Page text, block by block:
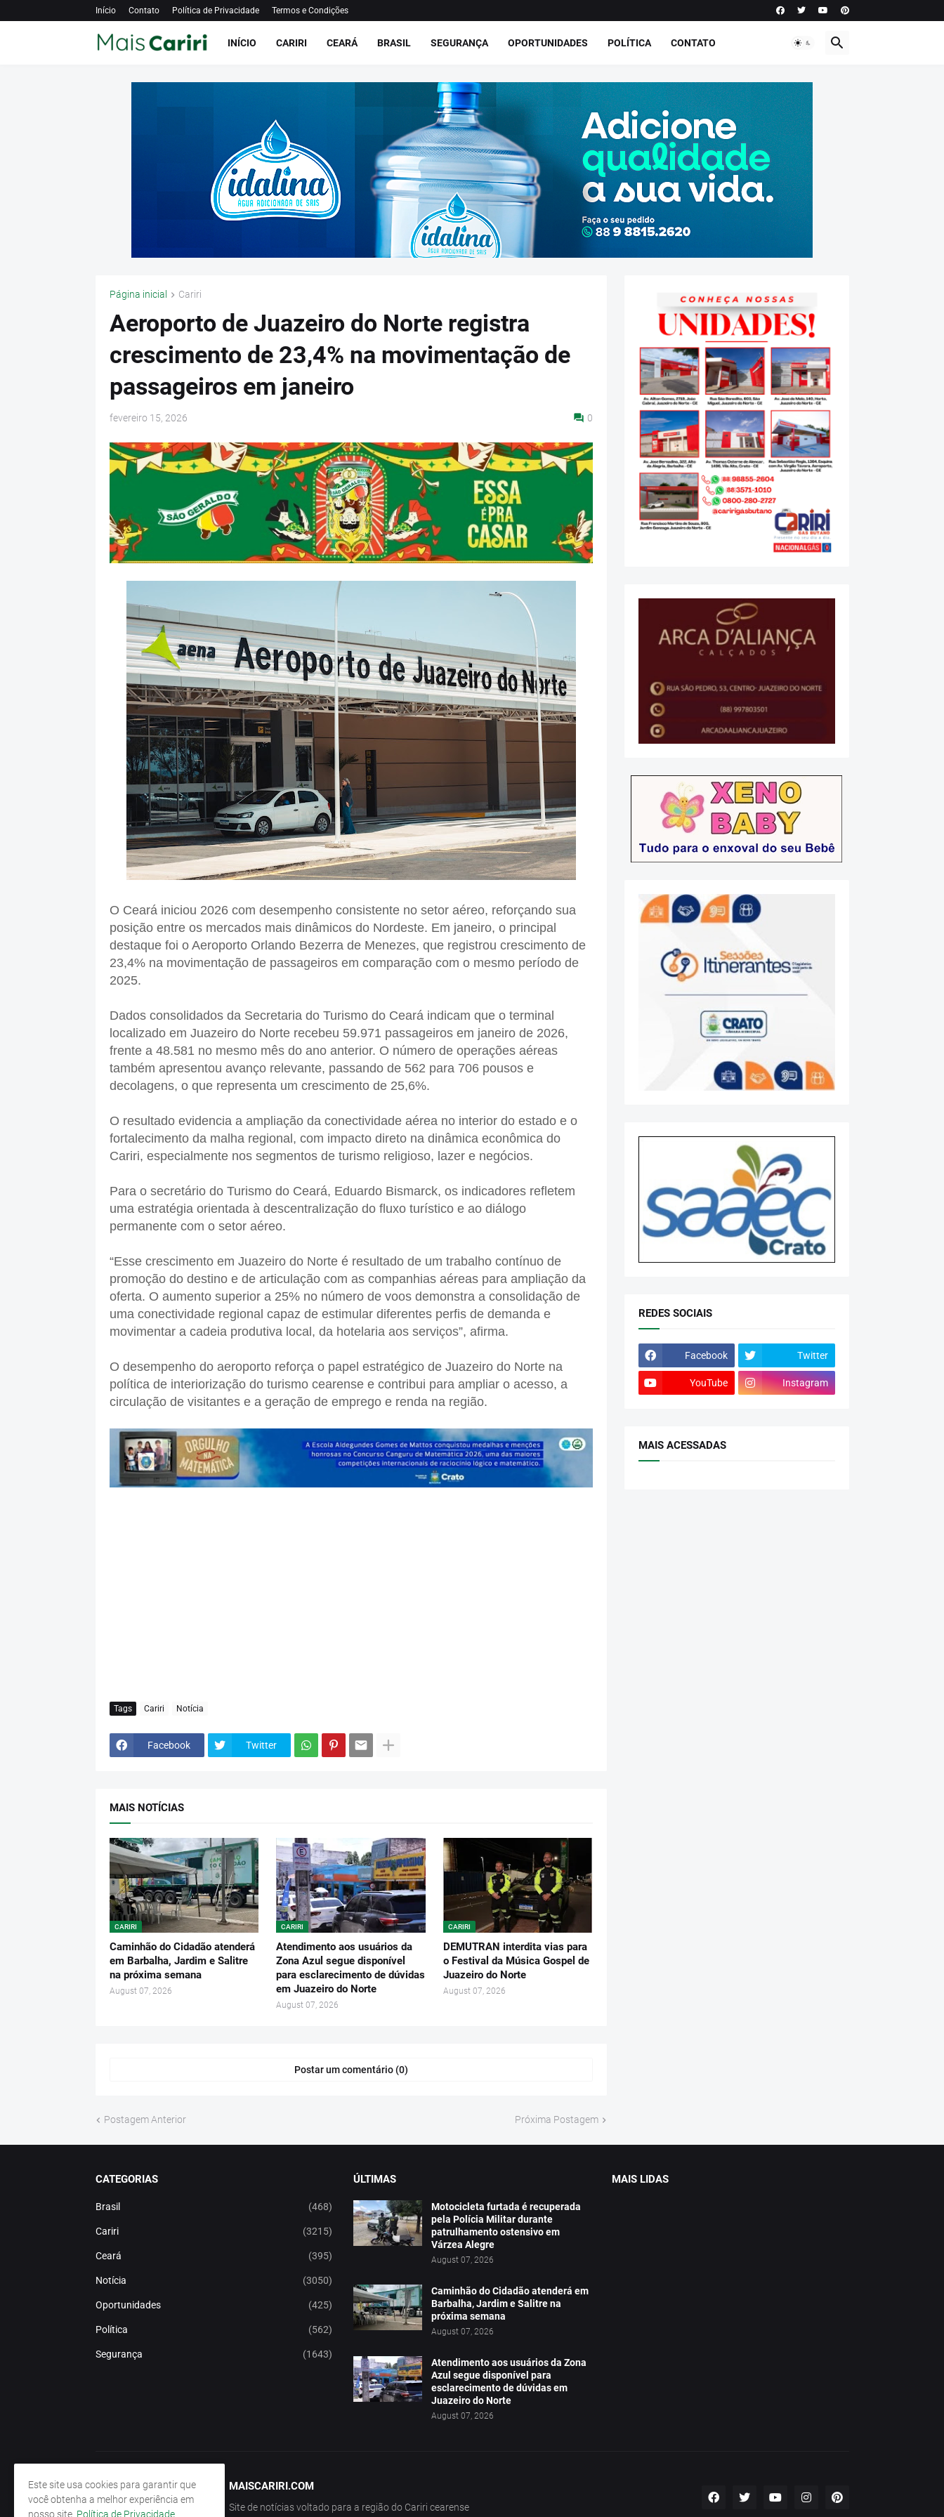
Início Contato Política de Privacidade Termos e Condições
INÍCIO CARIRI CEARÁ BRASIL SEGURANÇA OPORTUNIDADES POLÍTICA CONTATO
Página inicial Cariri
Aeroporto de Juazeiro do Norte registra
crescimento de 23,4% na movimentação de
passageiros em janeiro
fevereiro 15, 2026 0
O Ceará iniciou 2026 com desempenho consistente no setor aéreo, reforçando sua
posição entre os mercados mais dinâmicos do Nordeste. Em janeiro, o principal
destaque foi o Aeroporto Orlando Bezerra de Menezes, que registrou crescimento de
23,4% na movimentação de passageiros em comparação com o mesmo período de
2025.
Dados consolidados da Secretaria do Turismo do Ceará indicam que o terminal
localizado em Juazeiro do Norte recebeu 59.971 passageiros em janeiro de 2026,
frente a 48.581 no mesmo mês do ano anterior. O número de operações aéreas
também apresentou avanço relevante, passando de 562 para 706 pousos e
decolagens, o que representa um crescimento de 25,6%.
O resultado evidencia a ampliação da conectividade aérea no interior do estado e o
fortalecimento da malha regional, com impacto direto na dinâmica econômica do
Cariri, especialmente nos segmentos de turismo religioso, lazer e negócios.
Para o secretário do Turismo do Ceará, Eduardo Bismarck, os indicadores refletem
uma estratégia orientada à descentralização do fluxo turístico e ao diálogo
permanente com o setor aéreo.
“Esse crescimento em Juazeiro do Norte é resultado de um trabalho contínuo de
promoção do destino e de articulação com as companhias aéreas para ampliação da
oferta. O aumento superior a 25% no número de voos demonstra a consolidação de
uma conectividade regional capaz de estimular diferentes perfis de demanda e
movimentar a cadeia produtiva local, da hotelaria aos serviços”, afirma.
O desempenho do aeroporto reforça o papel estratégico de Juazeiro do Norte na
política de interiorização do turismo cearense e contribui para ampliar o acesso, a
circulação de visitantes e a geração de emprego e renda na região.
Tags Cariri Notícia
Facebook Twitter
MAIS NOTÍCIAS
CARIRI
Caminhão do Cidadão atenderá
em Barbalha, Jardim e Salitre
na próxima semana
August 07, 2026
CARIRI
Atendimento aos usuários da
Zona Azul segue disponível
para esclarecimento de dúvidas
em Juazeiro do Norte
August 07, 2026
CARIRI
DEMUTRAN interdita vias para
o Festival da Música Gospel de
Juazeiro do Norte
August 07, 2026
Postar um comentário (0)
Postagem Anterior Próxima Postagem
REDES SOCIAIS
Facebook Twitter
YouTube Instagram
MAIS ACESSADAS
CATEGORIAS
Brasil (468)
Cariri (3215)
Ceará (395)
Notícia (3050)
Oportunidades (425)
Política (562)
Segurança (1643)
ÚLTIMAS
Motocicleta furtada é recuperada
pela Polícia Militar durante
patrulhamento ostensivo em
Várzea Alegre
August 07, 2026
Caminhão do Cidadão atenderá em
Barbalha, Jardim e Salitre na
próxima semana
August 07, 2026
Atendimento aos usuários da Zona
Azul segue disponível para
esclarecimento de dúvidas em
Juazeiro do Norte
August 07, 2026
MAIS LIDAS
MAISCARIRI.COM
Site de notícias voltado para a região do Cariri cearense
Este site usa cookies para garantir que
você obtenha a melhor experiência em
nosso site. Política de Privacidade